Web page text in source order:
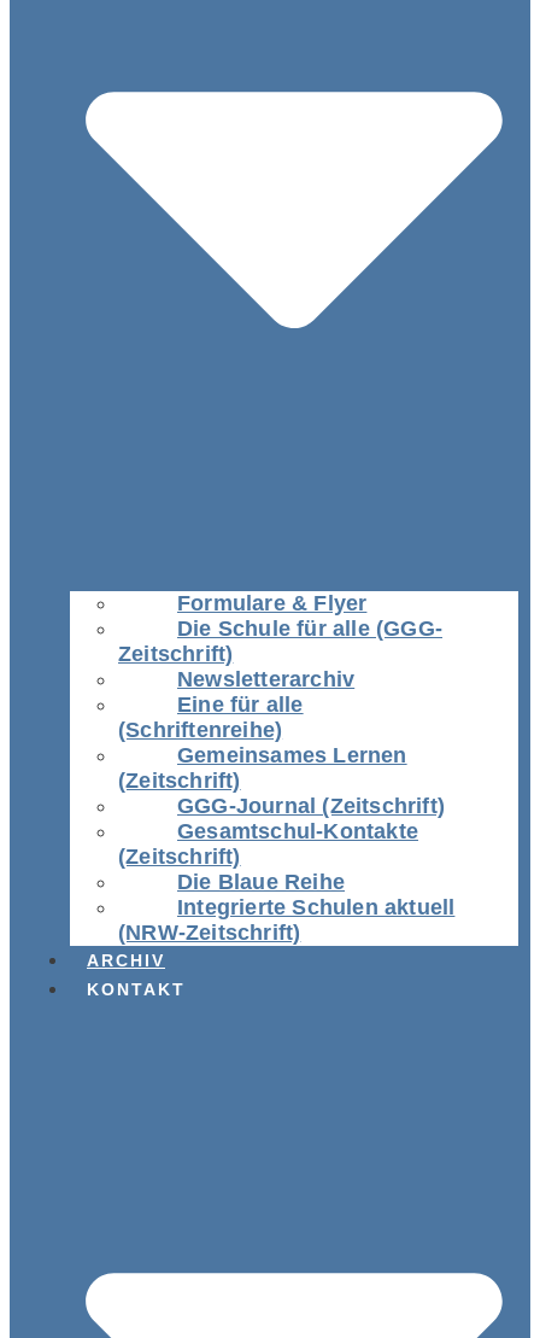
Formulare & Flyer
Die Schule für alle (GGG-
Zeitschrift)
Newsletterarchiv
Eine für alle
(Schriftenreihe)
Gemeinsames Lernen
(Zeitschrift)
GGG-Journal (Zeitschrift)
Gesamtschul-Kontakte
(Zeitschrift)
Die Blaue Reihe
Integrierte Schulen aktuell
(NRW-Zeitschrift)
ARCHIV
KONTAKT